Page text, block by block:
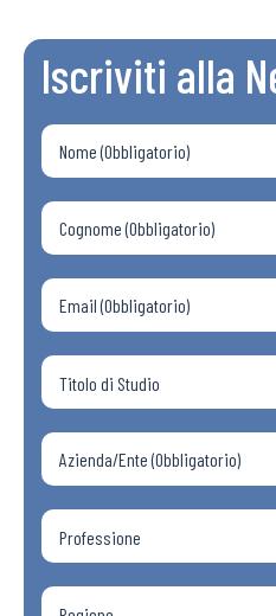
Iscriviti alla